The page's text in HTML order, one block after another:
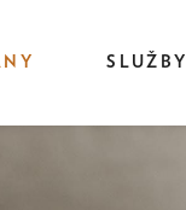
SLUŽBY